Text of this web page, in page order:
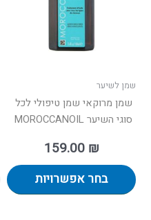
שמן לשיער
שמן מרוקאי שמן טיפולי לכל
סוגי השיער MOROCCANOIL
159.00 ₪
בחר אפשרויות